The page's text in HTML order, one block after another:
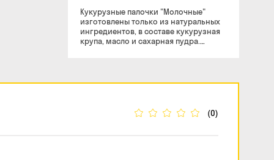
Кукурузные палочки "Молочные"
изготовлены только из натуральных
ингредиентов, в составе кукурузная
крупа, масло и сахарная пудра.
(0)